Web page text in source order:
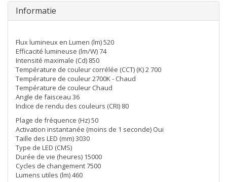
Informatie
Flux lumineux en Lumen (lm) 520
Efficacité lumineuse (lm/W) 74
Intensité maximale (Cd) 850
Température de couleur corrélée (CCT) (K) 2 700
Température de couleur 2700K - Chaud
Température de couleur Chaud
Angle de faisceau 36
Indice de rendu des couleurs (CRI) 80
Plage de fréquence (Hz) 50
Activation instantanée (moins de 1 seconde) Oui
Taille des LED (mm) 3030
Type de LED (CMS)
Durée de vie (heures) 15000
Cycles de changement 7500
Lumens utiles (lm) 460